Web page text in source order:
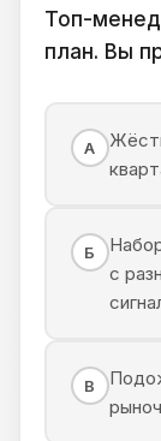
Топ-
план. Вы
А
Б
с
В